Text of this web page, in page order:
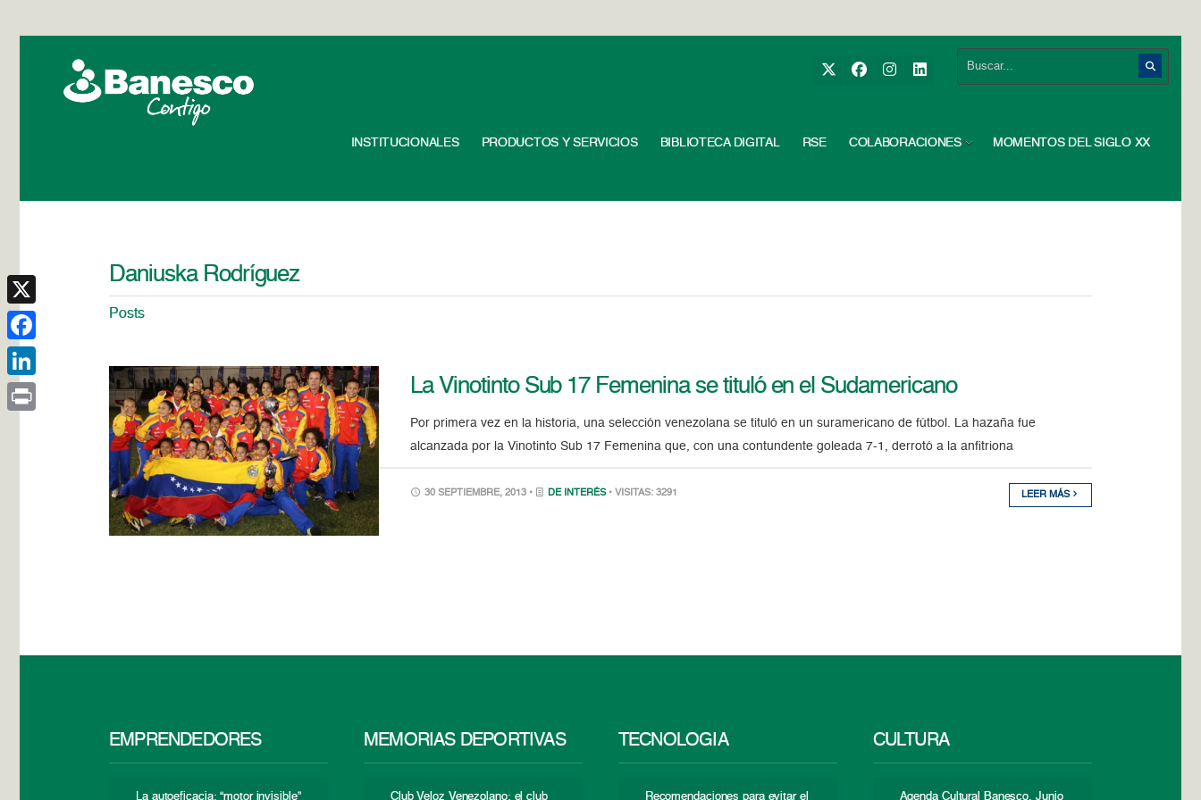
INSTITUCIONALES PRODUCTOS Y SERVICIOS BIBLIOTECA DIGITAL RSE COLABORACIONES MOMENTOS DEL SIGLO XX
Daniuska Rodríguez
Posts
La Vinotinto Sub 17 Femenina se tituló en el Sudamericano
Por primera vez en la historia, una selección venezolana se tituló en un suramericano de fútbol. La hazaña fue
alcanzada por la Vinotinto Sub 17 Femenina que, con una contundente goleada 7-1, derrotó a la anfitriona
30 SEPTIEMBRE, 2013 • DE INTERÉS • VISITAS: 3291 LEER MÁS
EMPRENDEDORES
La autoeficacia: “motor invisible”
MEMORIAS DEPORTIVAS
Club Veloz Venezolano: el club
TECNOLOGÍA
Recomendaciones para evitar el
CULTURA
Agenda Cultural Banesco. Junio
X
Facebook
LinkedIn